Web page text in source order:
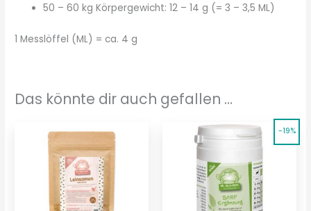
50 – 60 kg Körpergewicht: 12 – 14 g (= 3 – 3,5 ML)
1 Messlöffel (ML) = ca. 4 g
Das könnte dir auch gefallen …
-19%